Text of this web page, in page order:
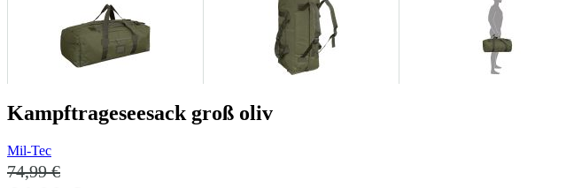
Kampftrageseesack groß oliv
Mil-Tec
74,99 €